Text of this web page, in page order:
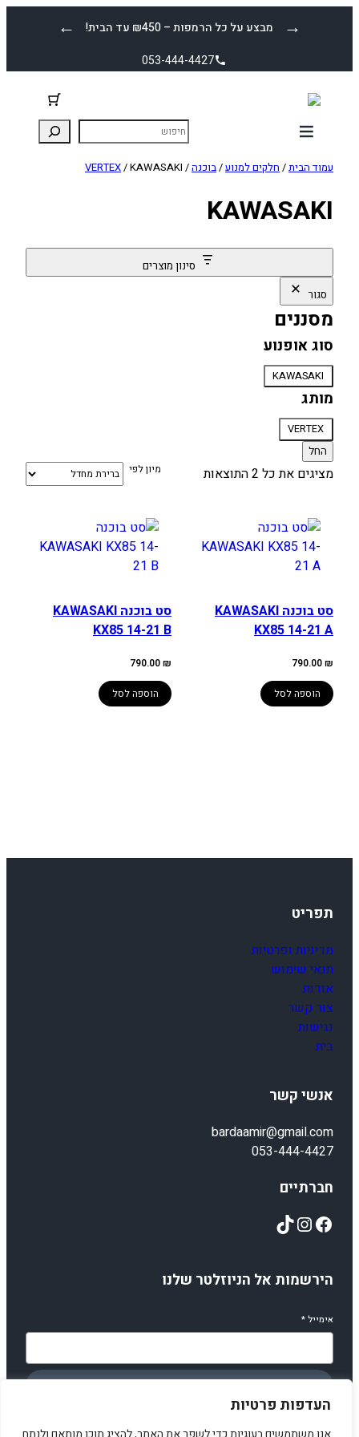
העדפות פרטיות
← מבצע על כל הרמפות – ₪450 עד הבית! →
053-444-4427
עמוד הבית/ חלקים למנוע/בוכנה/
VERTEX/ KAWASAKI
KAWASAKI
סינון מוצרים
סגור
מסננים
סוג אופנוע
סוג
אופנוע
KAWASAKI
מותג
מותג
VERTEX
החל
מציגים את כל ⁦2⁩ התוצאות מיון לפי
סט בוכנה KAWASAKI
KX85 14-21 A
790.00₪
הוספה לסל
סט בוכנה KAWASAKI
KX85 14-21 B
790.00₪
הוספה לסל
תפריט
מדיניות ופרטיות
תנאי שימוש
אודות
צור קשר
נגישות
בית
אנשי קשר
bardaamir@gmail.com
053-444-4427
חברתיים
Facebook
Instagram
TikTok
הירשמות אל הניוזלטר שלנו
אימייל*